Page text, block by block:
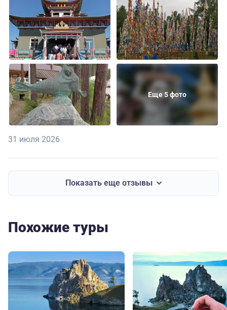
Еще 5 фото
31 июля 2026
Показать еще отзывы
Похожие туры